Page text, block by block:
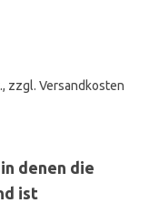
zzgl. Versandkosten
denen die
ist